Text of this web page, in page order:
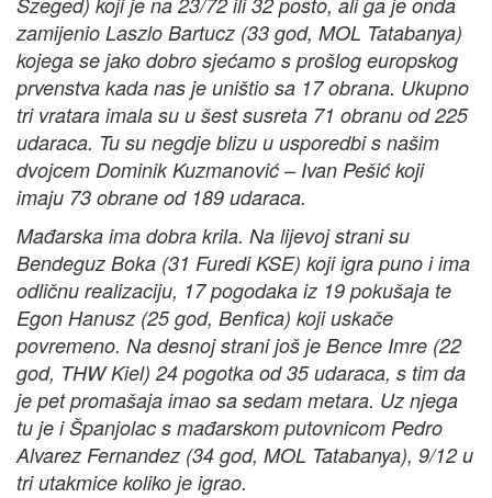
zamijenio Laszlo Bartucz (33 god, MOL Tatabanya)
kojega se jako dobro sjećamo s prošlog europskog
prvenstva kada nas je uništio sa 17 obrana. Ukupno
tri vratara imala su u šest susreta 71 obranu od 225
udaraca. Tu su negdje blizu u usporedbi s našim
dvojcem Dominik Kuzmanović – Ivan Pešić koji
imaju 73 obrane od 189 udaraca.
Mađarska ima dobra krila. Na lijevoj strani su
Bendeguz Boka (31 Furedi KSE) koji igra puno i ima
odličnu realizaciju, 17 pogodaka iz 19 pokušaja te
Egon Hanusz (25 god, Benfica) koji uskače
povremeno. Na desnoj strani još je Bence Imre (22
god, THW Kiel) 24 pogotka od 35 udaraca, s tim da
je pet promašaja imao sa sedam metara. Uz njega
tu je i Španjolac s mađarskom putovnicom Pedro
Alvarez Fernandez (34 god, MOL Tatabanya), 9/12 u
tri utakmice koliko je igrao.